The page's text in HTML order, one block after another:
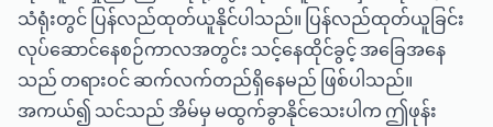
သံရုံးတွင် ပြန်လည်ထုတ်ယူနိုင်ပါသည်။ ပြန်လည်ထုတ်ယူခြင်း
လုပ်ဆောင်နေစဉ်ကာလအတွင်း သင့်နေထိုင်ခွင့် အခြေအနေ
သည် တရားဝင် ဆက်လက်တည်ရှိနေမည် ဖြစ်ပါသည်။
အကယ်၍ သင်သည် အိမ်မှ မထွက်ခွာနိုင်သေးပါက ဤဖုန်း